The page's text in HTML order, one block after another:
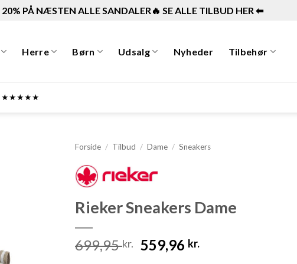
20% PÅ NÆSTEN ALLE SANDALER🔥 SE ALLE TILBUD HER ⬅︎
Herre Børn Udsalg Nyheder Tilbehør
★★★★★
Forside / Tilbud / Dame / Sneakers
Rieker Sneakers Dame
699,95kr.
Den
oprindelige
559,96 kr.Den